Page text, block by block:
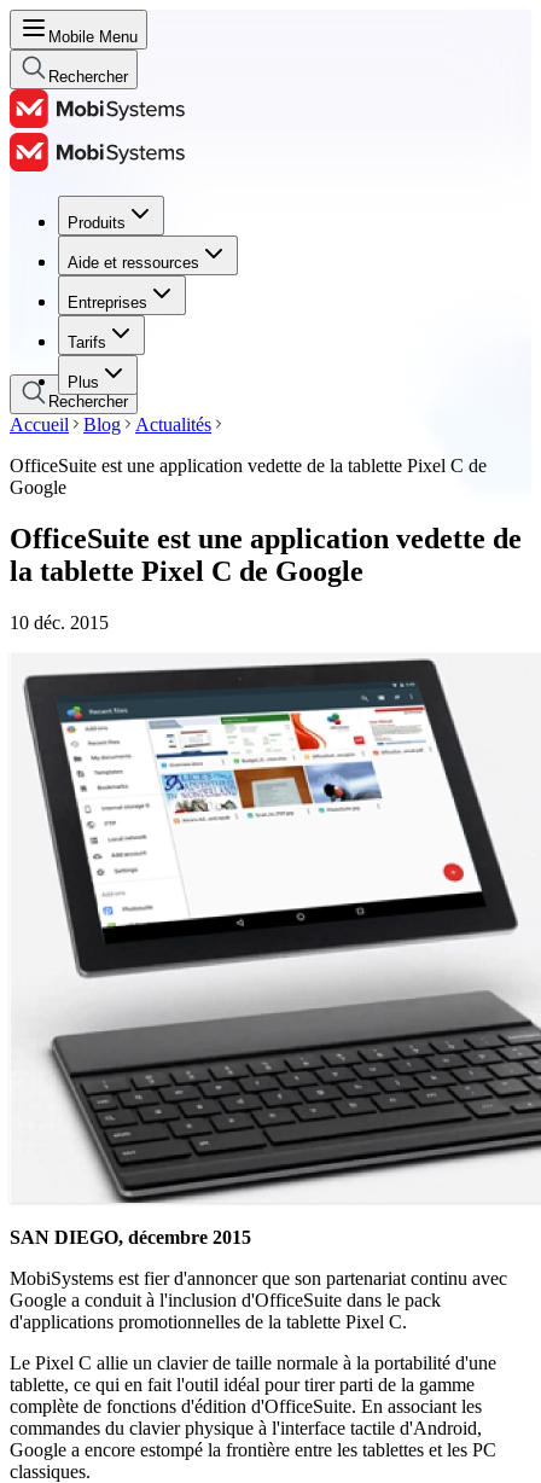
Mobile Menu
Rechercher
Produits
Aide et ressources
Entreprises
Tarifs
Plus
Produits
Aide et ressources
Entreprises
Tarifs
Rechercher
Accueil Blog
Actualités
OfficeSuite est une application vedette de la tablette Pixel C de
Google
OfficeSuite est une application vedette de
la tablette Pixel C de Google
10 déc. 2015
SAN DIEGO, décembre 2015
MobiSystems est fier d'annoncer que son partenariat continu avec
Google a conduit à l'inclusion d'OfficeSuite dans le pack
d'applications promotionnelles de la tablette Pixel C.
Le Pixel C allie un clavier de taille normale à la portabilité d'une
tablette, ce qui en fait l'outil idéal pour tirer parti de la gamme
complète de fonctions d'édition d'OfficeSuite. En associant les
commandes du clavier physique à l'interface tactile d'Android,
Google a encore estompé la frontière entre les tablettes et les PC
classiques.